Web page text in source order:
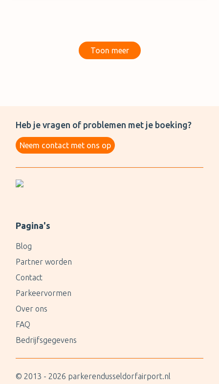
Toon meer
Heb je vragen of problemen met je boeking?
Neem contact met ons op
Pagina's
Blog
Partner worden
Contact
Parkeervormen
Over ons
FAQ
Bedrijfsgegevens
© 2013 - 2026 parkerendusseldorfairport.nl